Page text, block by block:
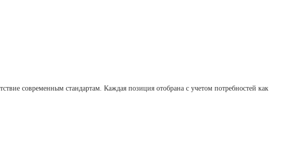
современным стандартам. Каждая позиция отобрана с учетом потребностей как